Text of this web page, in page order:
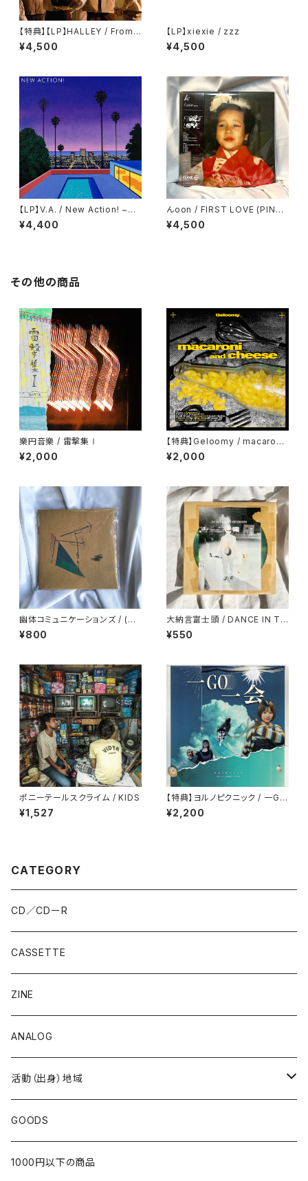
【特典】【LP】HALLEY / From
Dusk Till Dawn
¥4,500
【LP】xiexie / zzz
¥4,500
【LP】V.A. / New Action! ~Co
mpilation Vol.3~
¥4,400
んoon / FIRST LOVE (PINK
x YELLOW MARBLED VINY
L)
¥4,500
その他の商品
樂円音樂 / 雷撃集Ⅰ
¥2,000
【特典】Geloomy / macaroni
and cheese
¥2,000
幽体コミュニケーションズ / (汽
水のコピー)
¥800
大納言富士頭 / DANCE IN TH
E BEDROOM/TOO LATE TO
NEED HELP
¥550
ポニーテールスクライム / KIDS
¥1,527
【特典】ヨルノピクニック / 一GO
一会
¥2,200
CATEGORY
CD／CDーR
CASSETTE
ZINE
ANALOG
活動（出身）地域
北海道
東北
GOODS
1000円以下の商品